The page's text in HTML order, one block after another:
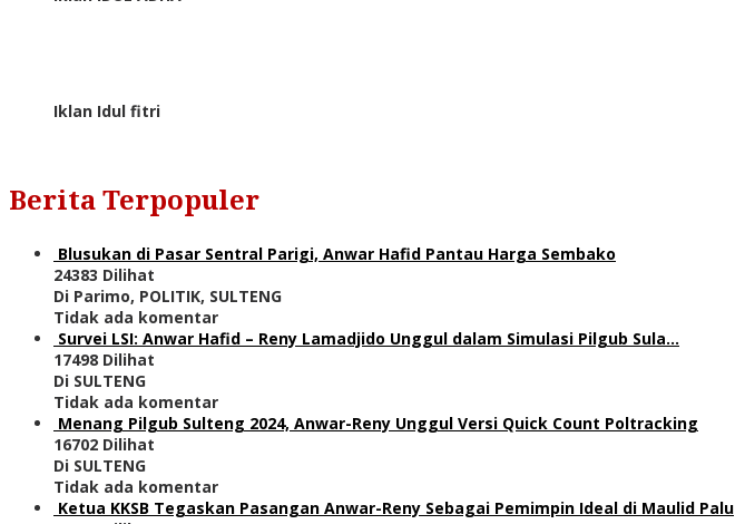
Iklan Idul fitri
Berita Terpopuler
Blusukan di Pasar Sentral Parigi, Anwar Hafid Pantau Harga Sembako
24383 Dilihat
Di Parimo, POLITIK, SULTENG
Tidak ada komentar
Survei LSI: Anwar Hafid – Reny Lamadjido Unggul dalam Simulasi Pilgub Sula…
17498 Dilihat
Di SULTENG
Tidak ada komentar
Menang Pilgub Sulteng 2024, Anwar-Reny Unggul Versi Quick Count Poltracking
16702 Dilihat
Di SULTENG
Tidak ada komentar
Ketua KKSB Tegaskan Pasangan Anwar-Reny Sebagai Pemimpin Ideal di Maulid Palu